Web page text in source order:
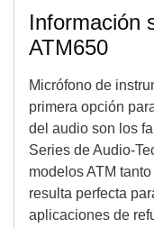
Información
ATM650
Micrófono de
primera opción
del audio son los
Series de Audio-
modelos ATM
resulta perfecta
aplicaciones de